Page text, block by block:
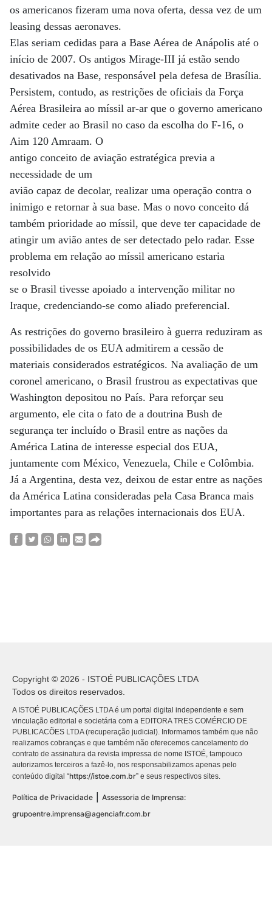
os americanos fizeram uma nova oferta, dessa vez de um
leasing dessas aeronaves.
Elas seriam cedidas para a Base Aérea de Anápolis até o
início de 2007. Os antigos Mirage-III já estão sendo
desativados na Base, responsável pela defesa de Brasília.
Persistem, contudo, as restrições de oficiais da Força
Aérea Brasileira ao míssil ar-ar que o governo americano
admite ceder ao Brasil no caso da escolha do F-16, o
Aim 120 Amraam. O
antigo conceito de aviação estratégica previa a
necessidade de um
avião capaz de decolar, realizar uma operação contra o
inimigo e retornar à sua base. Mas o novo conceito dá
também prioridade ao míssil, que deve ter capacidade de
atingir um avião antes de ser detectado pelo radar. Esse
problema em relação ao míssil americano estaria
resolvido
se o Brasil tivesse apoiado a intervenção militar no
Iraque, credenciando-se como aliado preferencial.
As restrições do governo brasileiro à guerra reduziram as
possibilidades de os EUA admitirem a cessão de
materiais considerados estratégicos. Na avaliação de um
coronel americano, o Brasil frustrou as expectativas que
Washington depositou no País. Para reforçar seu
argumento, ele cita o fato de a doutrina Bush de
segurança ter incluído o Brasil entre as nações da
América Latina de interesse especial dos EUA,
juntamente com México, Venezuela, Chile e Colômbia.
Já a Argentina, desta vez, deixou de estar entre as nações
da América Latina consideradas pela Casa Branca mais
importantes para as relações internacionais dos EUA.
Copyright © 2026 - ISTOÉ PUBLICAÇÕES LTDA
Todos os direitos reservados.
A ISTOÉ PUBLICAÇÕES LTDA é um portal digital independente e sem
vinculação editorial e societária com a EDITORA TRES COMÉRCIO DE
PUBLICACÕES LTDA (recuperação judicial). Informamos também que não
realizamos cobranças e que também não oferecemos cancelamento do
contrato de assinatura da revista impressa de nome ISTOÉ, tampouco
autorizamos terceiros a fazê-lo, nos responsabilizamos apenas pelo
conteúdo digital “https://istoe.com.br” e seus respectivos sites.
Política de Privacidade
Assessoria de Imprensa:
grupoentre.imprensa@agenciafr.com.br